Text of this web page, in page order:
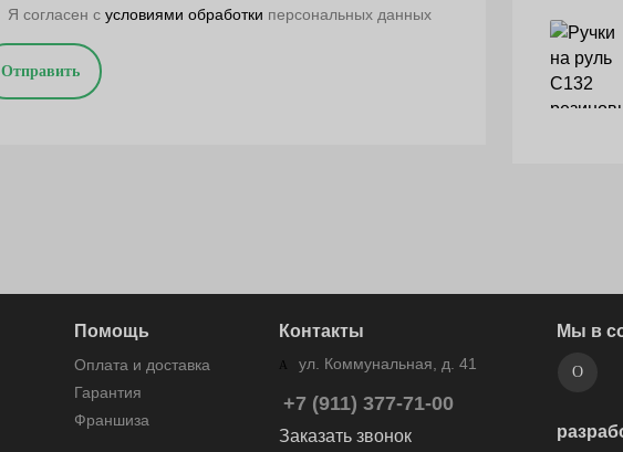
Я согласен с условиями обработки персональных данных
Отправить
Помощь
Оплата и доставка
Гарантия
Франшиза
Контакты
ул. Коммунальная, д. 41
+7 (911) 377-71-00
Заказать звонок
Мы в